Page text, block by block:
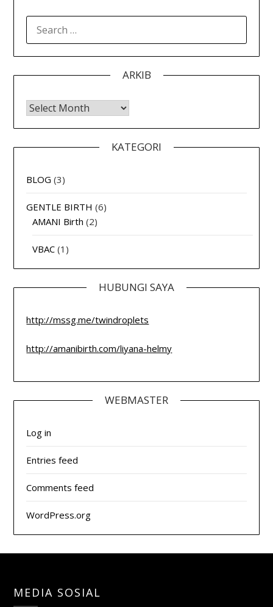
FOR:
ARKIB
Arkib
KATEGORI
BLOG (3)
GENTLE BIRTH (6)
AMANI Birth (2)
VBAC (1)
HUBUNGI SAYA
http://mssg.me/twindroplets
http://amanibirth.com/liyana-helmy
WEBMASTER
Log in
Entries feed
Comments feed
WordPress.org
MEDIA SOSIAL